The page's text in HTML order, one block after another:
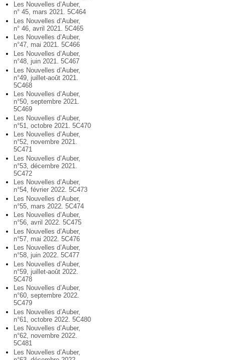
Les Nouvelles d’Auber,
n° 45, mars 2021. 5C464
Les Nouvelles d’Auber,
n° 46, avril 2021. 5C465
Les Nouvelles d’Auber,
n°47, mai 2021. 5C466
Les Nouvelles d’Auber,
n°48, juin 2021. 5C467
Les Nouvelles d’Auber,
n°49, juillet-août 2021.
5C468
Les Nouvelles d’Auber,
n°50, septembre 2021.
5C469
Les Nouvelles d’Auber,
n°51, octobre 2021. 5C470
Les Nouvelles d’Auber,
n°52, novembre 2021.
5C471
Les Nouvelles d’Auber,
n°53, décembre 2021.
5C472
Les Nouvelles d’Auber,
n°54, février 2022. 5C473
Les Nouvelles d’Auber,
n°55, mars 2022. 5C474
Les Nouvelles d’Auber,
n°56, avril 2022. 5C475
Les Nouvelles d’Auber,
n°57, mai 2022. 5C476
Les Nouvelles d’Auber,
n°58, juin 2022. 5C477
Les Nouvelles d’Auber,
n°59, juillet-août 2022.
5C478
Les Nouvelles d’Auber,
n°60, septembre 2022.
5C479
Les Nouvelles d’Auber,
n°61, octobre 2022. 5C480
Les Nouvelles d’Auber,
n°62, novembre 2022.
5C481
Les Nouvelles d’Auber,